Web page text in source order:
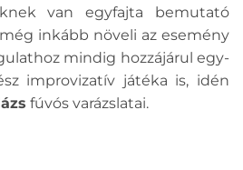
van egyfajta bemutató
inkább növeli az esemény
mindig hozzájárul egy-
improvizatív játéka is, idén
fúvós varázslatai.